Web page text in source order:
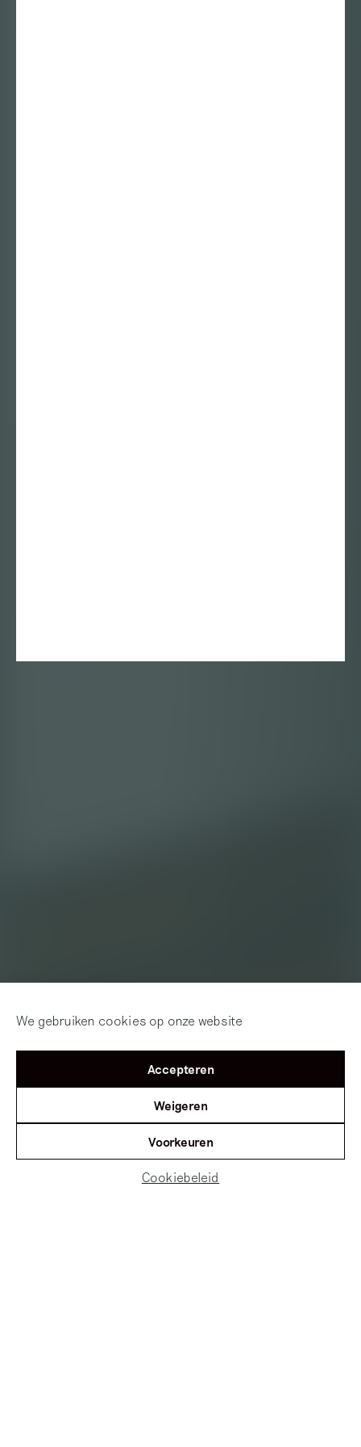
We gebruiken cookies op onze website
Accepteren
Weigeren
Voorkeuren
Cookiebeleid